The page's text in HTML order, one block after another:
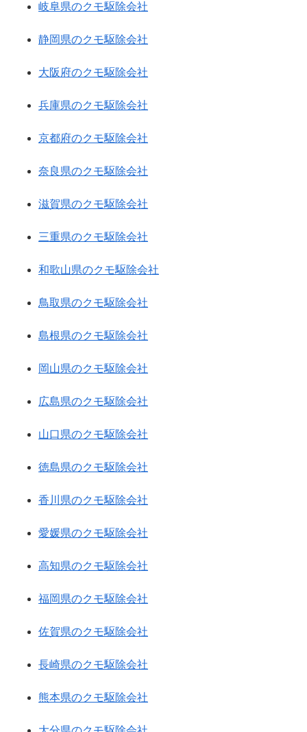
岐阜県のクモ駆除会社
静岡県のクモ駆除会社
大阪府のクモ駆除会社
兵庫県のクモ駆除会社
京都府のクモ駆除会社
奈良県のクモ駆除会社
滋賀県のクモ駆除会社
三重県のクモ駆除会社
和歌山県のクモ駆除会社
鳥取県のクモ駆除会社
島根県のクモ駆除会社
岡山県のクモ駆除会社
広島県のクモ駆除会社
山口県のクモ駆除会社
徳島県のクモ駆除会社
香川県のクモ駆除会社
愛媛県のクモ駆除会社
高知県のクモ駆除会社
福岡県のクモ駆除会社
佐賀県のクモ駆除会社
長崎県のクモ駆除会社
熊本県のクモ駆除会社